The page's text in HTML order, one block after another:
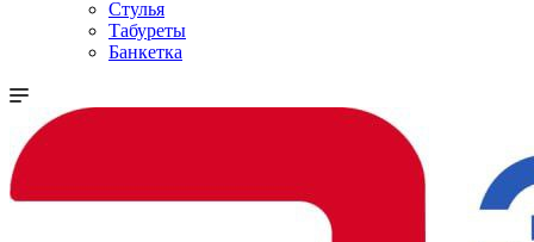
Стулья
Табуреты
Банкетка